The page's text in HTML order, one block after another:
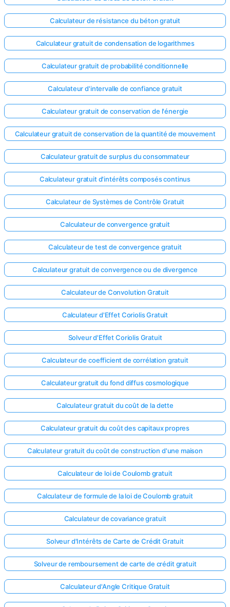
Connectez-
vous ici !
Calculateur de résistance du béton gratuit
Calculateur gratuit de condensation de logarithmes
Calculateur gratuit de probabilité conditionnelle
Calculateur d'intervalle de confiance gratuit
Calculateur gratuit de conservation de l'énergie
Calculateur gratuit de conservation de la quantité de mouvement
Calculateur gratuit de surplus du consommateur
Calculateur gratuit d'intérêts composés continus
Calculateur de Systèmes de Contrôle Gratuit
Calculateur de convergence gratuit
Calculateur de test de convergence gratuit
Calculateur gratuit de convergence ou de divergence
Calculateur de Convolution Gratuit
Calculateur d'Effet Coriolis Gratuit
Solveur d'Effet Coriolis Gratuit
Calculateur de coefficient de corrélation gratuit
Calculateur gratuit du fond diffus cosmologique
Calculateur gratuit du coût de la dette
Calculateur gratuit du coût des capitaux propres
Calculateur gratuit du coût de construction d'une maison
Calculateur de loi de Coulomb gratuit
Calculateur de formule de la loi de Coulomb gratuit
Calculateur de covariance gratuit
Solveur d'Intérêts de Carte de Crédit Gratuit
Solveur de remboursement de carte de crédit gratuit
Calculateur d'Angle Critique Gratuit